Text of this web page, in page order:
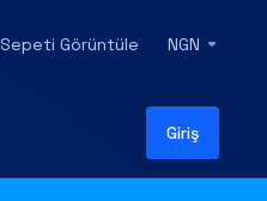
Sepeti Görüntüle NGN
Giriş